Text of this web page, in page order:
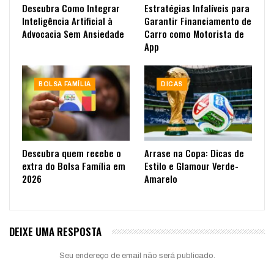
Descubra Como Integrar
Inteligência Artificial à
Advocacia Sem Ansiedade
Estratégias Infalíveis para
Garantir Financiamento de
Carro como Motorista de
App
BOLSA FAMÍLIA
Descubra quem recebe o
extra do Bolsa Família em
2026
DICAS
Arrase na Copa: Dicas de
Estilo e Glamour Verde-
Amarelo
DEIXE UMA RESPOSTA
Seu endereço de email não será publicado.